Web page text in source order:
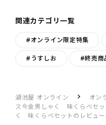
関連カテゴリ一覧
#オンライン限定特集
#うすしお #終売商
湖池屋 オンライン オン
ス今金男しゃく 味くらべセッ
く 味くらべセットのレビュー